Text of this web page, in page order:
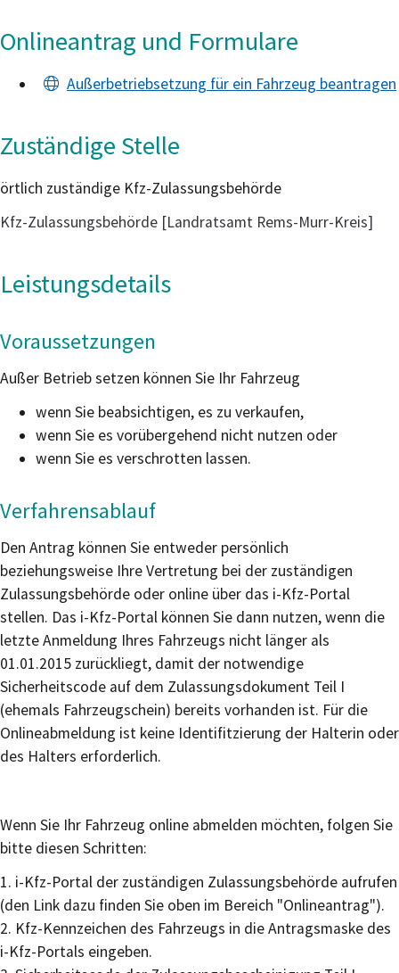
Onlineantrag und Formulare
Außerbetriebsetzung für ein Fahrzeug beantragen
Zuständige Stelle
örtlich zuständige Kfz-Zulassungsbehörde
Kfz-Zulassungsbehörde [Landratsamt Rems-Murr-Kreis]
Leistungsdetails
Voraussetzungen
Außer Betrieb setzen können Sie Ihr Fahrzeug
wenn Sie beabsichtigen, es zu verkaufen,
wenn Sie es vorübergehend nicht nutzen oder
wenn Sie es verschrotten lassen.
Verfahrensablauf
Den Antrag können Sie entweder persönlich
beziehungsweise Ihre Vertretung bei der zuständigen
Zulassungsbehörde oder online über das i-Kfz-Portal
stellen. Das i-Kfz-Portal können Sie dann nutzen, wenn die
letzte Anmeldung Ihres Fahrzeugs nicht länger als
01.01.2015 zurückliegt, damit der notwendige
Sicherheitscode auf dem Zulassungsdokument Teil I
(ehemals Fahrzeugschein) bereits vorhanden ist. Für die
Onlineabmeldung ist keine Identifitzierung der Halterin oder
des Halters erforderlich.
Wenn Sie Ihr Fahrzeug online abmelden möchten, folgen Sie
bitte diesen Schritten:
1. i-Kfz-Portal der zuständigen Zulassungsbehörde aufrufen
(den Link dazu finden Sie oben im Bereich "Onlineantrag").
2. Kfz-Kennzeichen des Fahrzeugs in die Antragsmaske des
i-Kfz-Portals eingeben.